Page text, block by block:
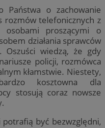
Państwa o zachowanie
rozmów telefonicznych z
osobami proszącymi o
działania sprawców
Oszuści wiedzą, że gdy
policji, rozmówca
kłamstwie. Niestety,
kosztowna dla
stosują coraz nowsze
potrafią być bezwzględni,